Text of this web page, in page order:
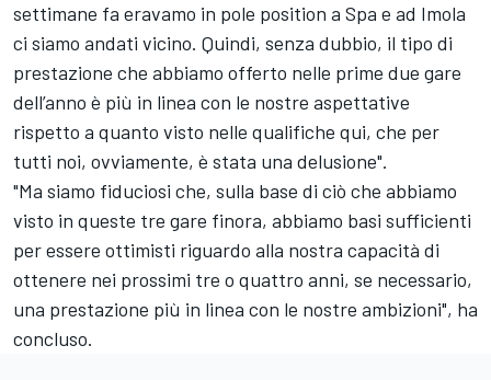
settimane fa eravamo in pole position a Spa e ad Imola
ci siamo andati vicino. Quindi, senza dubbio, il tipo di
prestazione che abbiamo offerto nelle prime due gare
dell’anno è più in linea con le nostre aspettative
rispetto a quanto visto nelle qualifiche qui, che per
tutti noi, ovviamente, è stata una delusione".
"Ma siamo fiduciosi che, sulla base di ciò che abbiamo
visto in queste tre gare finora, abbiamo basi sufficienti
per essere ottimisti riguardo alla nostra capacità di
ottenere nei prossimi tre o quattro anni, se necessario,
una prestazione più in linea con le nostre ambizioni", ha
concluso.